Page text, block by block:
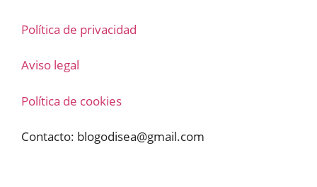
Política de privacidad
Aviso legal
Política de cookies
Contacto: blogodisea@gmail.com